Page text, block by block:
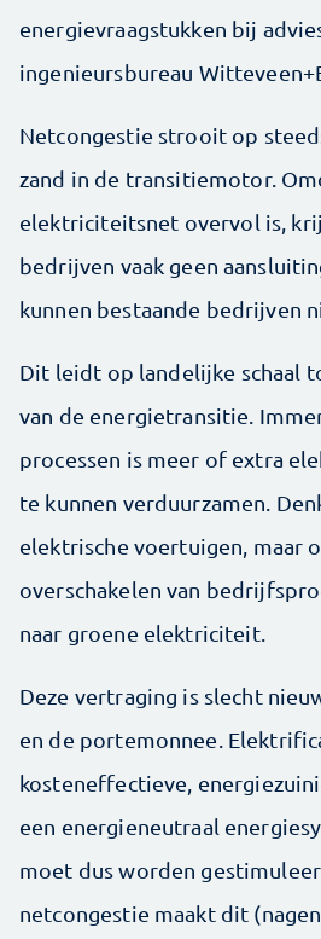
energievraagstukken bij
ingenieursbureau
Netcongestie strooit op
zand in de transitiemotor.
elektriciteitsnet overvol is,
bedrijven vaak geen
kunnen bestaande bedrijven
Dit leidt op landelijke schaal
van de energietransitie.
processen is meer of extra
te kunnen verduurzamen.
elektrische voertuigen, maar
overschakelen van
naar groene elektriciteit.
Deze vertraging is slecht
en de portemonnee.
kosteneffectieve,
een energieneutraal
moet dus worden
netcongestie maakt dit